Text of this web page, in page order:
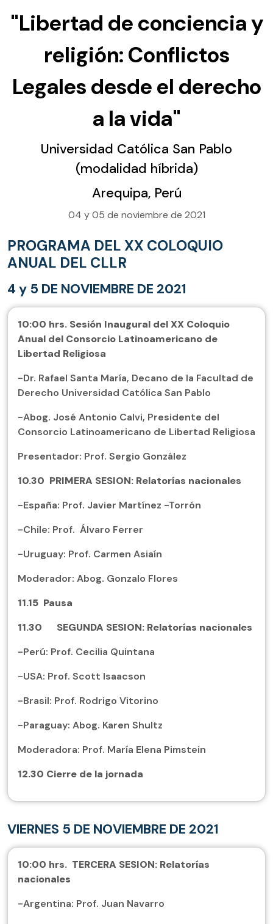
"Libertad de conciencia y
religión: Conflictos
Legales desde el derecho
a la vida"
Universidad Católica San Pablo
(modalidad híbrida)
Arequipa, Perú
04 y 05 de noviembre de 2021
PROGRAMA DEL XX COLOQUIO
ANUAL DEL CLLR
4 y 5 DE NOVIEMBRE DE 2021
10:00 hrs. Sesión Inaugural del XX Coloquio
Anual del Consorcio Latinoamericano de
Libertad Religiosa
-Dr. Rafael Santa María, Decano de la Facultad de
Derecho Universidad Católica San Pablo
-Abog. José Antonio Calvi, Presidente del
Consorcio Latinoamericano de Libertad Religiosa
Presentador: Prof. Sergio González
10.30 PRIMERA SESION: Relatorías nacionales
-España: Prof. Javier Martínez -Torrón
-Chile: Prof. Álvaro Ferrer
-Uruguay: Prof. Carmen Asiaín
Moderador: Abog. Gonzalo Flores
11.15 Pausa
11.30 SEGUNDA SESION: Relatorías nacionales
-Perú: Prof. Cecilia Quintana
-USA: Prof. Scott Isaacson
-Brasil: Prof. Rodrigo Vitorino
-Paraguay: Abog. Karen Shultz
Moderadora: Prof. María Elena Pimstein
12.30 Cierre de la jornada
VIERNES 5 DE NOVIEMBRE DE 2021
10:00 hrs. TERCERA SESION: Relatorías
nacionales
-Argentina: Prof. Juan Navarro